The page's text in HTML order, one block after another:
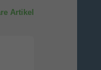
Artikel